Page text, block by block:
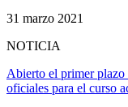
31 marzo 2021
NOTICIA
Abierto el primer plazo
oficiales para el curso